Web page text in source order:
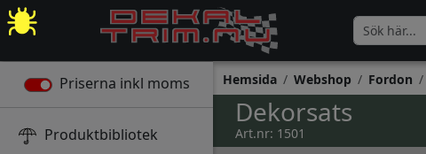
Priserna inkl moms
Produktbibliotek
Hemsida Webshop Fordon
Dekorsats
Art.nr: 1501